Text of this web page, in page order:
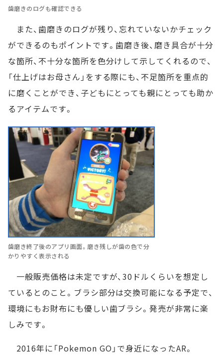
歯磨きのログも確認できる
また、歯磨きのログが残り、忘れていないかチェック
ができるのもポイントです。歯磨き後、磨き具合が十分
な箇所、不十分な箇所を色分けして示してくれるので、
「仕上げはお母さん」をする際にも、不足箇所を重点的
に磨くことができ、子どもにとっても親にとっても助か
るアイテムです。
歯磨き終了後のアプリ画面。磨き残しが歯の色で分
かりやすく表示される
一般販売価格は未定ですが、30ドルくらいを想定し
ているとのこと。ブラシ部分は交換可能になる予定で、
環境にもお財布にも優しい歯ブラシ。発売が非常に楽
しみです。
2016年に「Pokemon GO」で身近になったAR。